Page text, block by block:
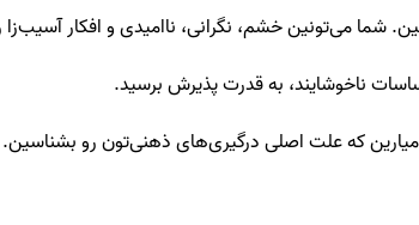
شما می‌تونین خشم، نگرانی، ناامیدی و افکار آسیب‌زا
ناخوشایند، به قدرت پذیرش برسید.
که علت اصلی درگیری‌های ذهنی‌تون رو بشناسین.